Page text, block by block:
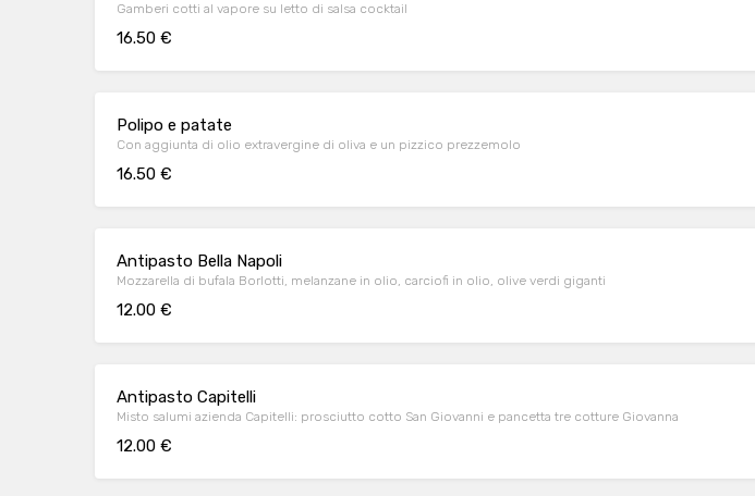
Gamberi cotti al vapore su letto di salsa cocktail
16.50 €
Polipo e patate
Con aggiunta di olio extravergine di oliva e un pizzico prezzemolo
16.50 €
Antipasto Bella Napoli
Mozzarella di bufala Borlotti, melanzane in olio, carciofi in olio, olive verdi giganti
12.00 €
Antipasto Capitelli
Misto salumi azienda Capitelli: prosciutto cotto San Giovanni e pancetta tre cotture Giovanna
12.00 €